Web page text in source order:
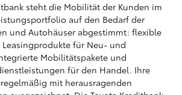
steht die Mobilität der Kunden im
auf den Bedarf der
und Autohäuser abgestimmt: flexible
für Neu- und
Mobilitätspakete und
für den Handel. Ihre
mit herausragenden